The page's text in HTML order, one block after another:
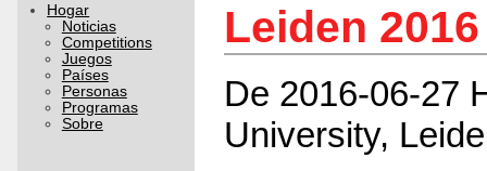
Hogar
Noticias
Competitions
Juegos
Países
Personas
Programas
Sobre
Leiden 2016
De 2016-06-27
University,